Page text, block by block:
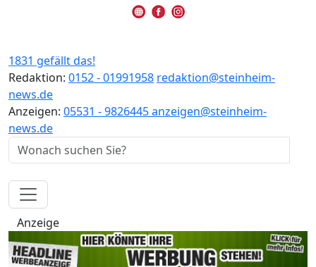
1831 gefällt das!
Redaktion: 0152 - 01991958 redaktion@steinheim-
news.de
Anzeigen: 05531 - 9826445anzeigen@steinheim-
news.de
Anzeige